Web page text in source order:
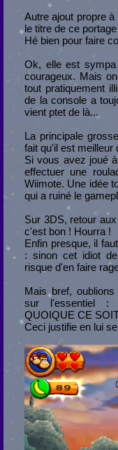
Autre ajout propre
le titre de ce
Hé bien pour faire
Ok, elle est
courageux. Mais
tout pratiquement
de la console a
vient ptet de là...
La principale
fait qu'il est meilleur
Si vous avez joué
effectuer une
Wiimote. Une idée
qui a ruiné le
Sur 3DS, retour
c'est bon ! Hourra !
Enfin presque, il
: sinon cet idiot
risque d'en faire
Mais bref,
sur l'essentiel :
QUOIQUE CE
Ceci justifie en lui